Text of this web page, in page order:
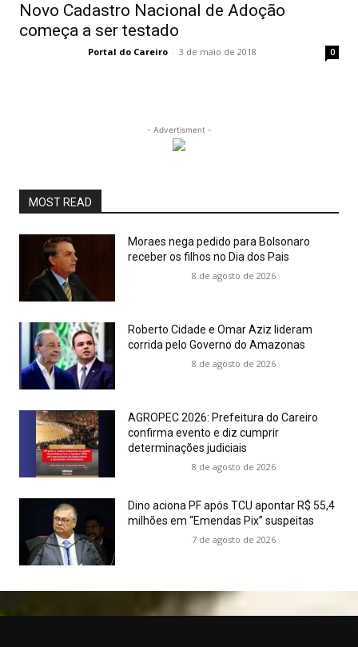
Novo Cadastro Nacional de Adoção
começa a ser testado
Portal do Careiro - 3 de maio de 2018 0
- Advertisment -
MOST READ
Moraes nega pedido para Bolsonaro
receber os filhos no Dia dos Pais
8 de agosto de 2026
Roberto Cidade e Omar Aziz lideram
corrida pelo Governo do Amazonas
8 de agosto de 2026
AGROPEC 2026: Prefeitura do Careiro
confirma evento e diz cumprir
determinações judiciais
8 de agosto de 2026
Dino aciona PF após TCU apontar R$ 55,4
milhões em “Emendas Pix” suspeitas
7 de agosto de 2026